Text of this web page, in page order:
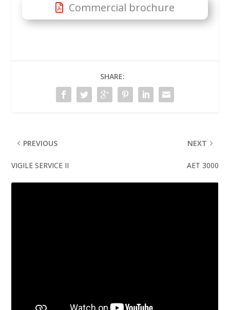
Commercial brochure
SHARE:
PREVIOUS
VIGILE SERVICE II
NEXT
AET 3000